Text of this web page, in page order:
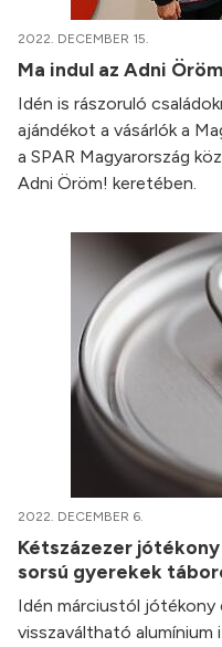
2022. DECEMBER 15.
Ma indul az Adni
Idén is rászoruló
ajándékot a vásárlók a
a SPAR Magyarország
Adni Öröm! keretében.
2022. DECEMBER 6.
Kétszázezer
sorsú gyerekek
Idén márciustól jótékony
visszaváltható